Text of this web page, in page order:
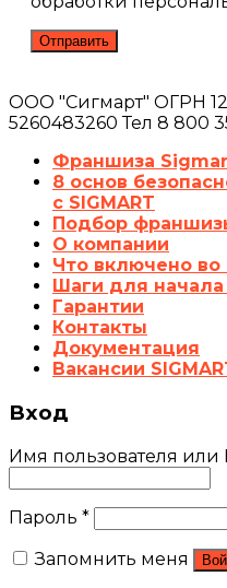
ООО "Сигмарт" ОГРН
5260483260 Тел 8 800
Франшиза
8 основ
с SIGMART
Подбор
О компании
Что включено
Шаги для
Гарантии
Контакты
Документация
Вакансии
Вход
Имя пользователя или
Пароль *
Запомнить меня